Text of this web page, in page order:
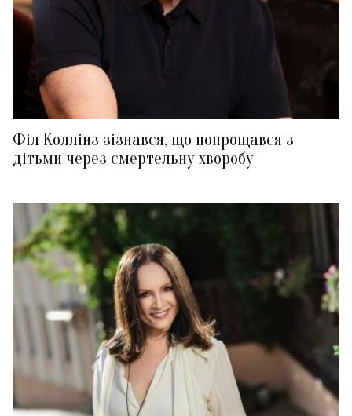
Філ Коллінз зізнався, що попрощався з
дітьми через смертельну хворобу